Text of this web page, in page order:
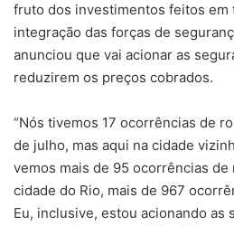
fruto dos investimentos feitos em
integração das forças de
anunciou que vai acionar as
reduzirem os preços cobrados.
“Nós tivemos 17 ocorrências de
de julho, mas aqui na cidade
vemos mais de 95 ocorrências
cidade do Rio, mais de 967
Eu, inclusive, estou acionando as